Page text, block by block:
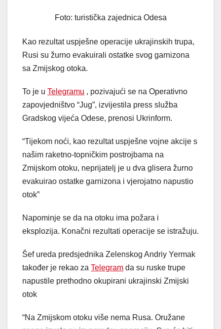
Foto: turistička zajednica Odesa
Kao rezultat uspješne operacije ukrajinskih trupa,
Rusi su žurno evakuirali ostatke svog garnizona
sa Zmijskog otoka.
To je u Telegramu , pozivajući se na Operativno
zapovjedništvo “Jug”, izvijestila press služba
Gradskog vijeća Odese, prenosi Ukrinform.
“Tijekom noći, kao rezultat uspješne vojne akcije s
našim raketno-topničkim postrojbama na
Zmijskom otoku, neprijatelj je u dva glisera žurno
evakuirao ostatke garnizona i vjerojatno napustio
otok”
Napominje se da na otoku ima požara i
eksplozija. Konačni rezultati operacije se istražuju.
Šef ureda predsjednika Zelenskog Andriy Yermak
također je rekao za Telegram da su ruske trupe
napustile prethodno okupirani ukrajinski Zmijski
otok
“Na Zmijskom otoku više nema Rusa. Oružane